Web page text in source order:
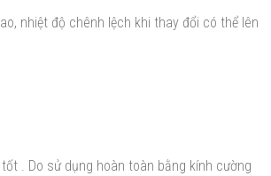
nhiệt độ chênh lệch khi thay đổi có thể lên
. Do sử dụng hoàn toàn bằng kính cường